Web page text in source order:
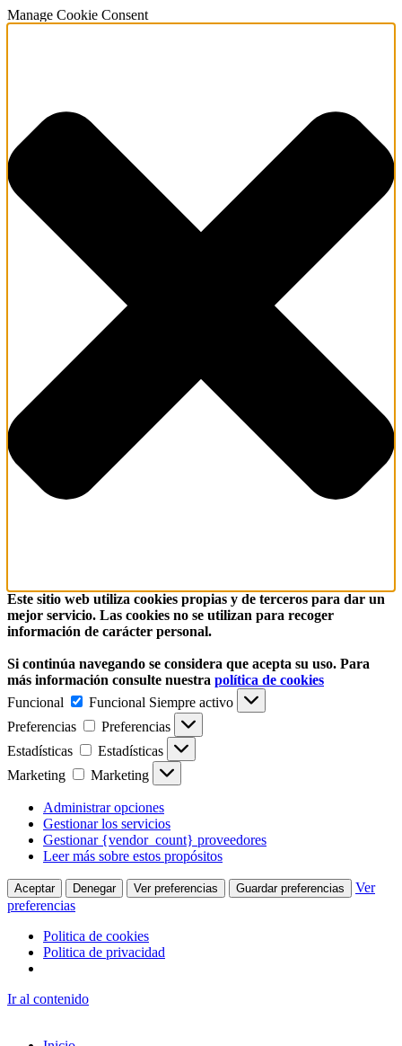
Manage Cookie Consent
Este sitio web utiliza cookies propias y de terceros para dar un
mejor servicio. Las cookies no se utilizan para recoger
información de carácter personal.
Si continúa navegando se considera que acepta su uso. Para
más información consulte nuestra política de cookies
Funcional
Funcional Siempre activo
Preferencias
Preferencias
Estadísticas
Estadísticas
Marketing
Marketing
Administrar opciones
Gestionar los servicios
Gestionar {vendor_count} proveedores
Leer más sobre estos propósitos
Aceptar Denegar Ver preferencias Guardar preferencias
Ver
preferencias
Politica de cookies
Politica de privacidad
Ir al contenido